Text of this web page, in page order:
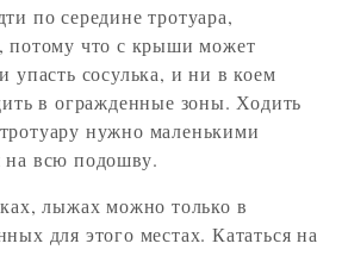
по середине тротуара,
потому что с крыши может
упасть сосулька, и ни в коем
в огражденные зоны. Ходить
нужно маленькими
на всю подошву.
лыжах можно только в
для этого местах. Кататься на